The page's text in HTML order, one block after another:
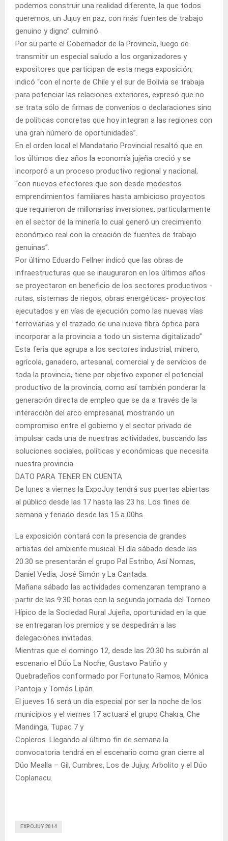
podemos construir una realidad diferente, la que todos
queremos, un Jujuy en paz, con más fuentes de trabajo
genuino y digno” culminó.
Por su parte el Gobernador de la Provincia, luego de
transmitir un especial saludo a los organizadores y
expositores que participan de esta mega exposición,
indicó “con el norte de Chile y el sur de Bolivia se trabaja
para potenciar las relaciones exteriores, expresó que no
se trata sólo de firmas de convenios o declaraciones sino
de políticas concretas que hoy integran a las regiones con
una gran número de oportunidades”.
En el orden local el Mandatario Provincial resaltó que en
los últimos diez años la economía jujeña creció y se
incorporó a un proceso productivo regional y nacional,
“con nuevos efectores que son desde modestos
emprendimientos familiares hasta ambicioso proyectos
que requirieron de millonarias inversiones, particularmente
en el sector de la minería lo cual generó un crecimiento
económico real con la creación de fuentes de trabajo
genuinas”.
Por último Eduardo Fellner indicó que las obras de
infraestructuras que se inauguraron en los últimos años
se proyectaron en beneficio de los sectores productivos -
rutas, sistemas de riegos, obras energéticas- proyectos
ejecutados y en vías de ejecución como las nuevas vías
ferroviarias y el trazado de una nueva fibra óptica para
incorporar a la provincia a todo un sistema digitalizado”
Esta feria que agrupa a los sectores industrial, minero,
agrícola, ganadero, artesanal, comercial y de servicios de
toda la provincia, tiene por objetivo exponer el potencial
productivo de la provincia, como así también ponderar la
generación directa de empleo que se da a través de la
interacción del arco empresarial, mostrando un
compromiso entre el gobierno y el sector privado de
impulsar cada una de nuestras actividades, buscando las
soluciones sociales, políticas y económicas que necesita
nuestra provincia.
DATO PARA TENER EN CUENTA
De lunes a viernes la ExpoJuy tendrá sus puertas abiertas
al público desde las 17 hasta las 23 hs. Los fines de
semana y feriado desde las 15 a 00hs.
La exposición contará con la presencia de grandes
artistas del ambiente musical. El día sábado desde las
20.30 se presentarán el grupo Pal Estribo, Así Nomas,
Daniel Vedia, José Simón y La Cantada.
Mañana sábado las actividades comenzaran temprano a
partir de las 9:30 horas con la segunda jornada del Torneo
Hípico de la Sociedad Rural Jujeña, oportunidad en la que
se entregaran los premios y se despedirán a las
delegaciones invitadas.
Mientras que el domingo 12, desde las 20.30 hs subirán al
escenario el Dúo La Noche, Gustavo Patiño y
Quebradeños conformado por Fortunato Ramos, Mónica
Pantoja y Tomás Lipán.
El jueves 16 será un día especial por ser la noche de los
municipios y el viernes 17 actuará el grupo Chakra, Che
Mandinga, Tupac 7 y
Copleros. Llegando al último fin de semana la
convocatoria tendrá en el escenario como gran cierre al
Dúo Mealla – Gil, Cumbres, Los de Jujuy, Arbolito y el Dúo
Coplanacu.
EXPOJUY 2014